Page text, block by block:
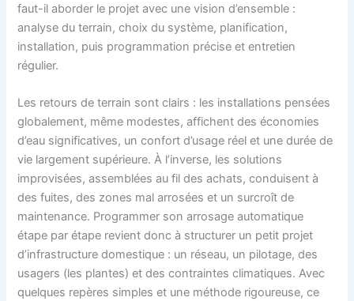
faut-il aborder le projet avec une vision d’ensemble :
analyse du terrain, choix du système, planification,
installation, puis programmation précise et entretien
régulier.
Les retours de terrain sont clairs : les installations pensées
globalement, même modestes, affichent des économies
d’eau significatives, un confort d’usage réel et une durée de
vie largement supérieure. À l’inverse, les solutions
improvisées, assemblées au fil des achats, conduisent à
des fuites, des zones mal arrosées et un surcroît de
maintenance. Programmer son arrosage automatique
étape par étape revient donc à structurer un petit projet
d’infrastructure domestique : un réseau, un pilotage, des
usagers (les plantes) et des contraintes climatiques. Avec
quelques repères simples et une méthode rigoureuse, ce